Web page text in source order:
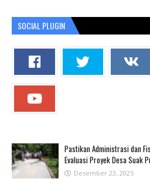
SOCIAL PLUGIN
Pastikan Administrasi dan
Evaluasi Proyek Desa Suak
Desember 23, 2025